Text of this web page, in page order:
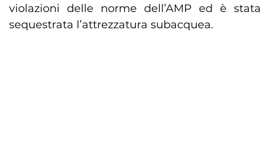
violazioni delle norme dell’AMP ed è stata
sequestrata l’attrezzatura subacquea.